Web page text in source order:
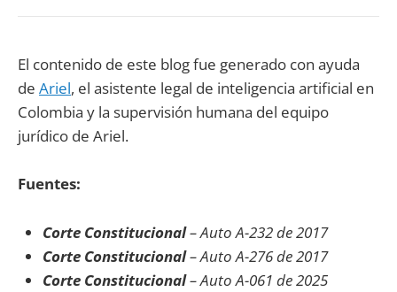
El contenido de este blog fue generado con ayuda
de Ariel, el asistente legal de inteligencia artificial en
Colombia y la supervisión humana del equipo
jurídico de Ariel.
Fuentes:
Corte Constitucional– Auto A-232 de 2017
Corte Constitucional– Auto A-276 de 2017
Corte Constitucional– Auto A-061 de 2025